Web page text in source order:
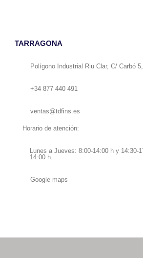
TARRAGONA
Polígono Industrial Riu Clar, C/ Carbó
+34 877 440 491
ventas@tdfins.es
Horario de atención:
Lunes a Jueves: 8:00-14:00 h y 14:30-
14:00 h.
Google maps